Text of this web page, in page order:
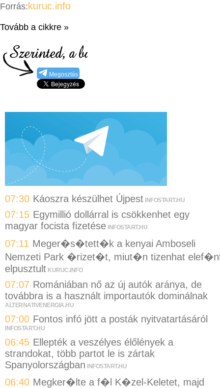
Forrás: kuruc.info
Tovább a cikkre »
Megosztás
07:30 Káoszra készülhet Újpest INFOSTART.HU
07:15 Egymillió dollárral is csökkenhet egy
magyar focista fizetése INFOSTART.HU
07:11 Meger�s�tett�k a kenyai Amboseli
Nemzeti Park �rizet�t, miut�n tizenhat
elpusztult KURUC.INFO
07:07 Romániában nő az új autók aránya, de
továbbra is a használt importautók dominálnak
ALTERNATIVENERGIA.HU
07:00 Fontos infó jött a posták nyitvatartásáról
INFOSTART.HU
06:45 Ellepték a veszélyes élőlények a
strandokat, több partot le is zártak
Spanyolországban INFOSTART.HU
06:40 Megker�lte a f�l K�zel-Keletet, majd